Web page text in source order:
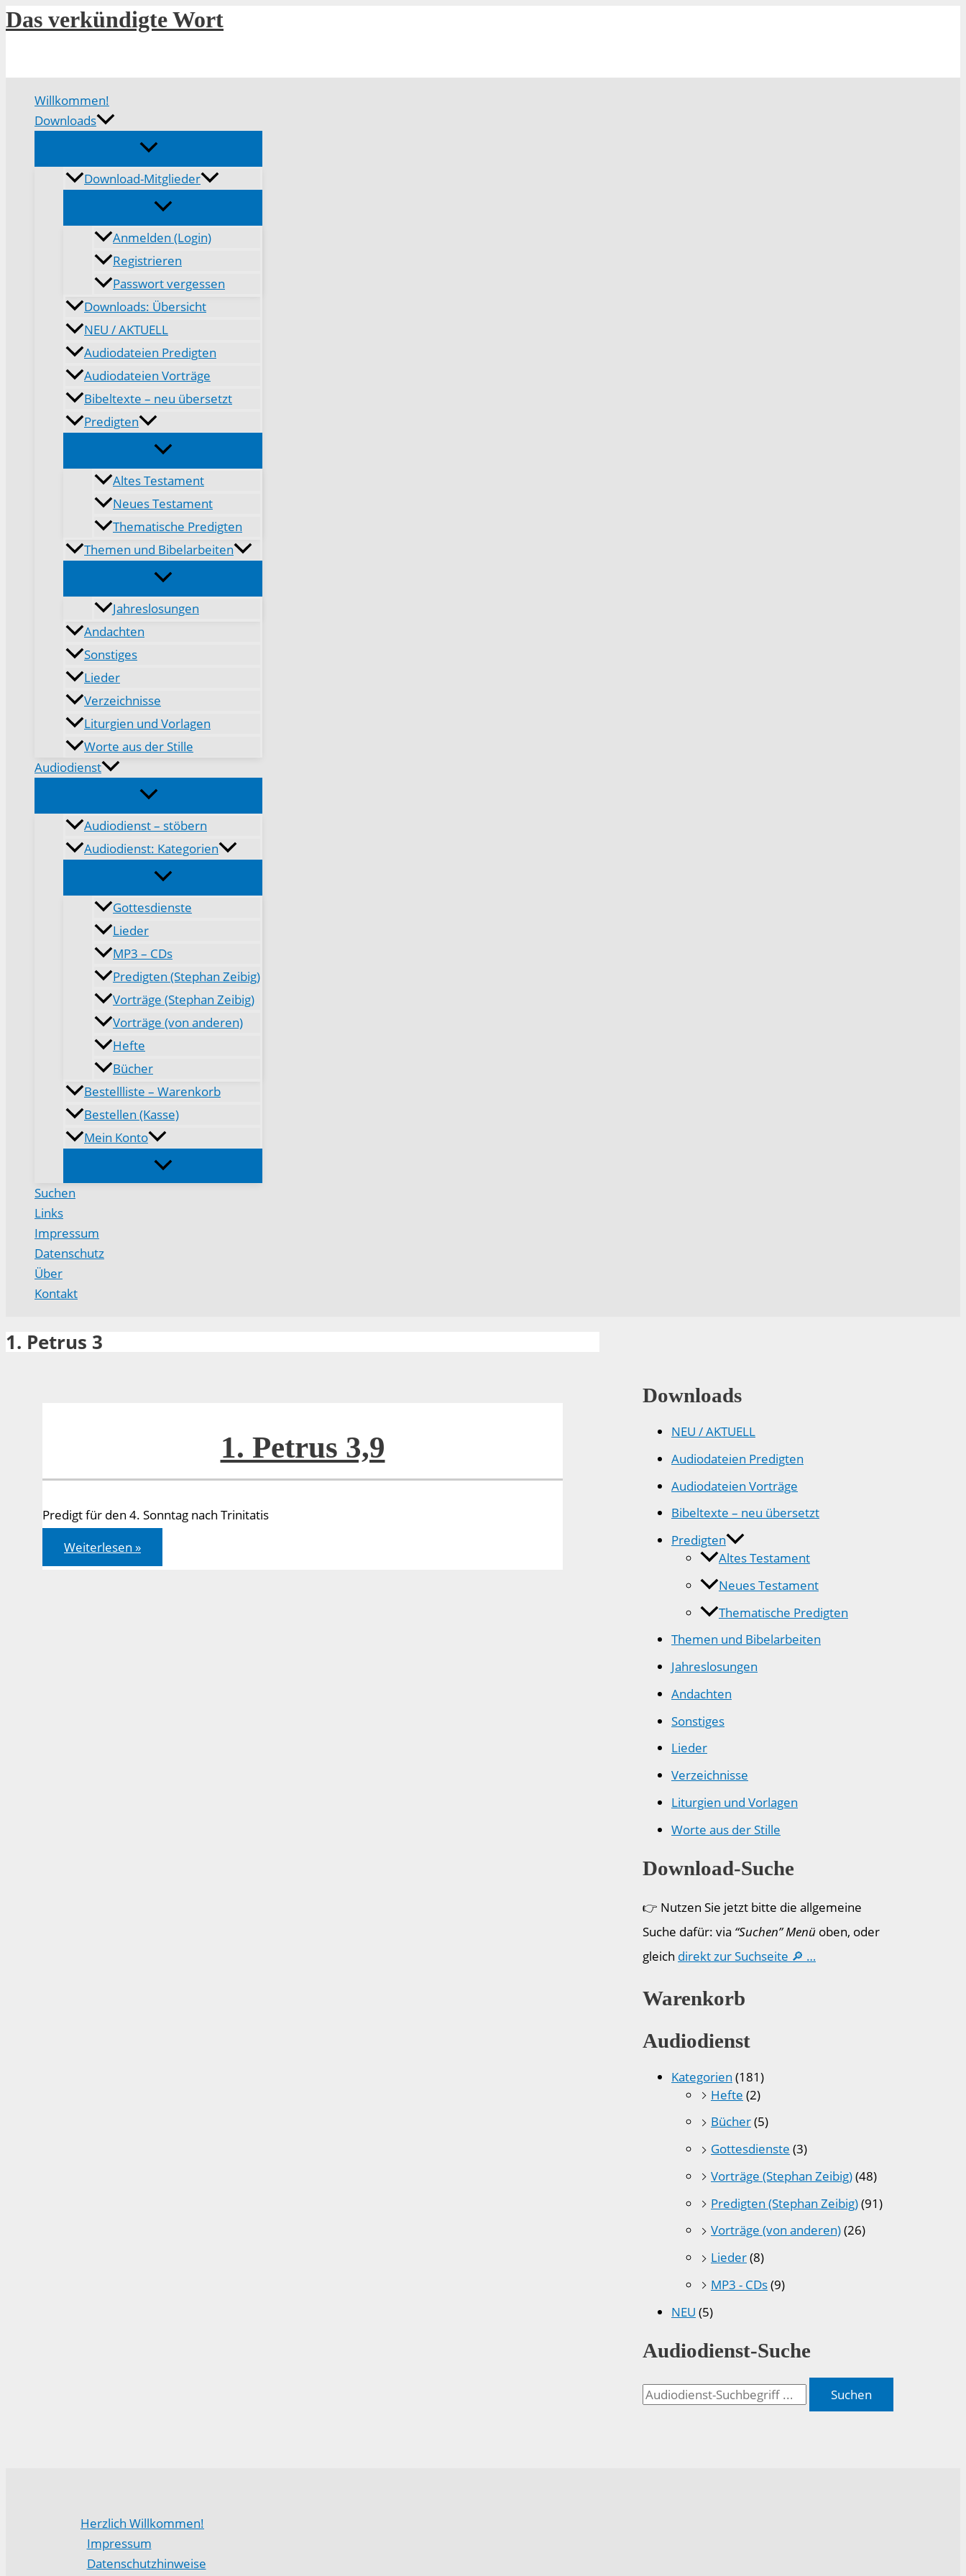
Zum
Inhalt
Das verkündigte Wort
Willkommen!
Downloads
Download-Mitglieder
Anmelden (Login)
Registrieren
Passwort vergessen
Downloads: Übersicht
NEU / AKTUELL
Audiodateien Predigten
Audiodateien Vorträge
Bibeltexte – neu übersetzt
Predigten
Altes Testament
Neues Testament
Thematische Predigten
Themen und Bibelarbeiten
Jahreslosungen
Andachten
Sonstiges
Lieder
Verzeichnisse
Liturgien und Vorlagen
Worte aus der Stille
Audiodienst
Audiodienst – stöbern
Audiodienst: Kategorien
Gottesdienste
Lieder
MP3 – CDs
Predigten (Stephan Zeibig)
Vorträge (Stephan Zeibig)
Vorträge (von anderen)
Hefte
Bücher
Bestellliste – Warenkorb
Bestellen (Kasse)
Mein Konto
Suchen
Links
Impressum
Datenschutz
Über
Kontakt
1. Petrus 3
1. Petrus 3,9
Predigt für den 4. Sonntag nach Trinitatis
1.
Petrus
3,9
Weiterlesen »
Downloads
NEU / AKTUELL
Audiodateien Predigten
Audiodateien Vorträge
Bibeltexte – neu übersetzt
Predigten
Altes Testament
Neues Testament
Thematische Predigten
Themen und Bibelarbeiten
Jahreslosungen
Andachten
Sonstiges
Lieder
Verzeichnisse
Liturgien und Vorlagen
Worte aus der Stille
Download-Suche
👉 Nutzen Sie jetzt bitte die allgemeine
Suche dafür: via “Suchen” Menü oben, oder
gleich direkt zur Suchseite 🔎 …
Warenkorb
Audiodienst
Kategorien (181)
Hefte (2)
Bücher(5)
Gottesdienste (3)
Vorträge (Stephan Zeibig)(48)
Predigten (Stephan Zeibig)(91)
Vorträge (von anderen)(26)
Lieder(8)
MP3 - CDs(9)
NEU (5)
Audiodienst-Suche
Suchen
Herzlich Willkommen!
Impressum
Datenschutzhinweise